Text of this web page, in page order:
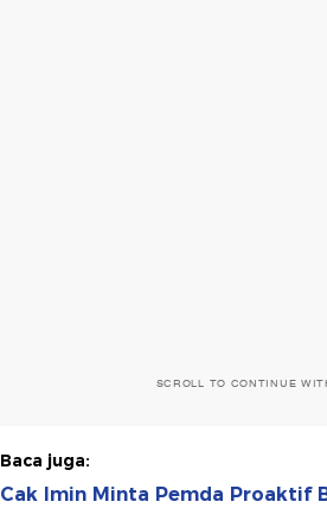
SCROLL TO CONTINUE
Baca juga:
Cak Imin Minta Pemda Proaktif